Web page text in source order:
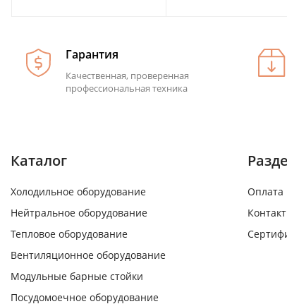
Гарантия
Качественная, проверенная
профессиональная техника
Каталог
Холодильное оборудование
Нейтральное оборудование
Тепловое оборудование
Вентиляционное оборудование
Модульные барные стойки
Посудомоечное оборудование
Оплата